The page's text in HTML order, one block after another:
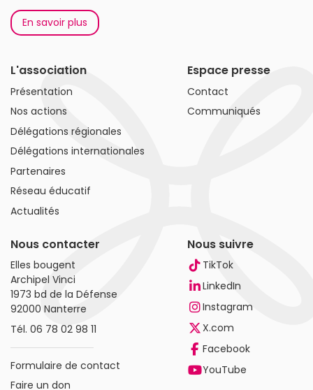
En savoir plus
L'association
Présentation
Nos actions
Délégations régionales
Délégations internationales
Partenaires
Réseau éducatif
Actualités
Espace presse
Contact
Communiqués
Nous contacter
Elles bougent
Archipel Vinci
1973 bd de la Défense
92000 Nanterre
Tél. 06 78 02 98 11
Formulaire de contact
Faire un don
Nous suivre
TikTok
LinkedIn
Instagram
X.com
Facebook
YouTube